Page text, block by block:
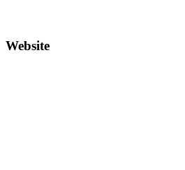
Website